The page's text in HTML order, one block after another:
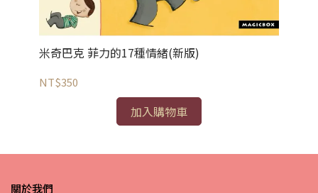
米奇巴克 菲力的17種情緒(新版)
NT$350
加入購物車
關於我們